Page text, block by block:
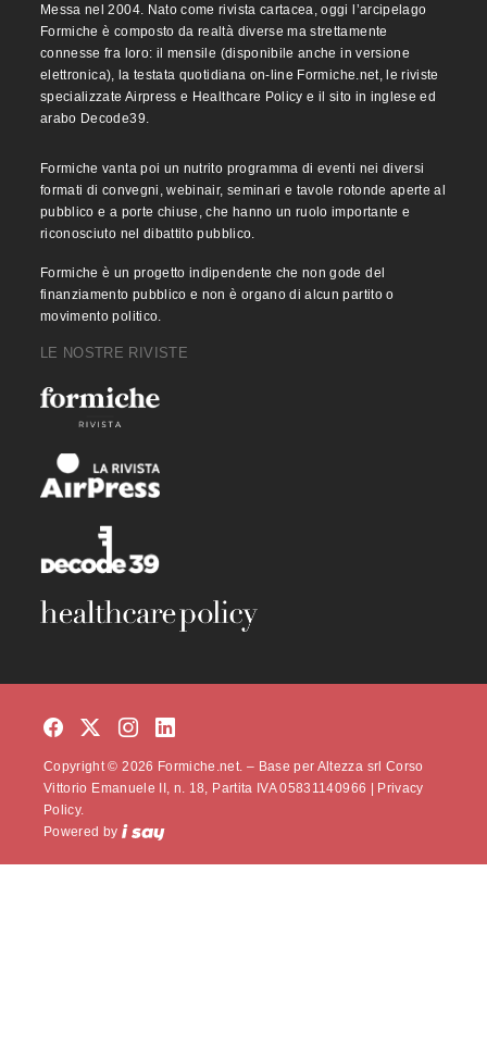
Messa nel 2004. Nato come rivista cartacea, oggi l’arcipelago
Formiche è composto da realtà diverse ma strettamente
connesse fra loro: il mensile (disponibile anche in versione
elettronica), la testata quotidiana on-line Formiche.net, le riviste
specializzate Airpress e Healthcare Policy e il sito in inglese ed
arabo Decode39.
Formiche vanta poi un nutrito programma di eventi nei diversi
formati di convegni, webinair, seminari e tavole rotonde aperte al
pubblico e a porte chiuse, che hanno un ruolo importante e
riconosciuto nel dibattito pubblico.
Formiche è un progetto indipendente che non gode del
finanziamento pubblico e non è organo di alcun partito o
movimento politico.
LE NOSTRE RIVISTE
Copyright © 2026 Formiche.net. – Base per Altezza srl Corso
Vittorio Emanuele II, n. 18, Partita IVA 05831140966 | Privacy
Policy.
Powered by